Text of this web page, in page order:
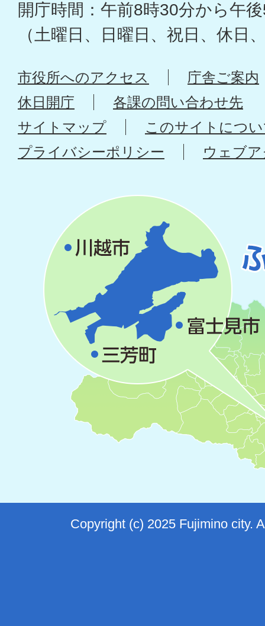
開庁時間：午前8時30分から午
（土曜日、日曜日、祝日、休日
市役所へのアクセス
庁舎ご案内
休日開庁
各課の問い合わせ先
サイトマップ
このサイトにつ
プライバシーポリシー
ウェブ
Copyright (c) 2025 Fujimino city.